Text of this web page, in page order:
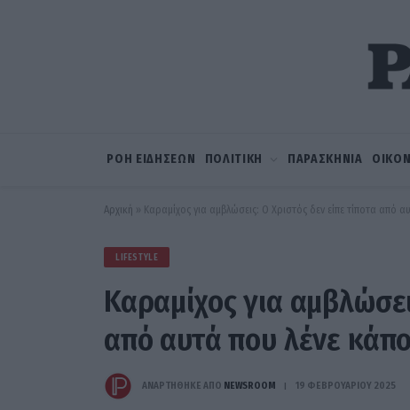
ΡΟΗ ΕΙΔΗΣΕΩΝ ΠΟΛΙΤΙΚΗ ΠΑΡΑΣΚΗΝΙΑ
Αρχική » Καραμίχος για αμβλώσεις: Ο Χριστός δεν είπε τίποτα από
LIFESTYLE
Καραμίχος για
από αυτά που λένε
ΑΝΑΡΤΗΘΗΚΕ ΑΠΟ NEWSROOM 19 ΦΕΒΡΟΥΑΡΊΟΥ 2025